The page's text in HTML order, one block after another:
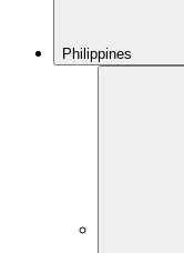
Philippines